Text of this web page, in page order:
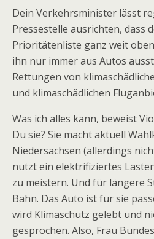
Dein Verkehrsminister lässt
Pressestelle ausrichten, dass
Prioritätenliste ganz weit
ihn nur immer aus Autos
Rettungen von
und klimaschädlichen
Was ich alles kann, beweist
Du sie? Sie macht aktuell
Niedersachsen (allerdings
nutzt ein elektrifiziertes
zu meistern. Und für längere
Bahn. Das Auto ist für sie
wird Klimaschutz gelebt und
gesprochen. Also, Frau